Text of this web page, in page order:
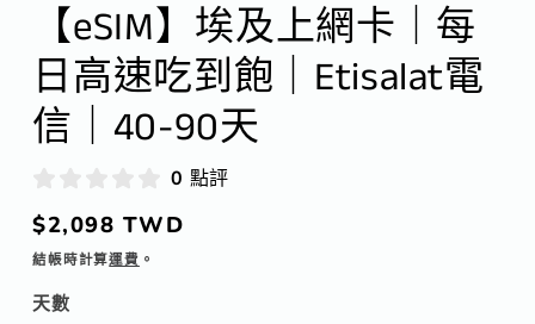
啟
多
媒
體
【eSIM】埃及上網卡｜每
日高速吃到飽｜Etisalat電
信｜40-90天
0 點評
定
價
$2,098 TWD
結帳時計算運費 。
天數